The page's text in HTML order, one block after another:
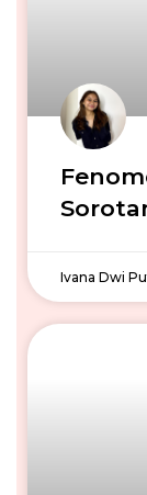
Ivana Dwi